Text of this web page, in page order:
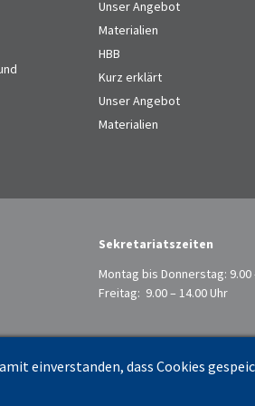
Unser Angebot
Materialien
HBB
Kurz erklärt
Unser Angebot
Materialien
Sekretariatszeiten
Montag bis Donnerstag: 9.00
Freitag: 9.00 – 14.00 Uhr
einverstanden, dass Cookies